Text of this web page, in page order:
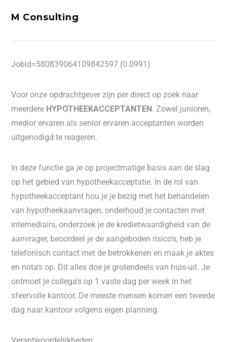
M Consulting
Jobid=580839064109842597 (0.0991)
Voor onze opdrachtgever zijn per direct op zoek naar
meerdere HYPOTHEEKACCEPTANTEN. Zowel junioren,
medior ervaren als senior ervaren acceptanten worden
uitgenodigd te reageren.
In deze functie ga je op projectmatige basis aan de slag
op het gebied van hypotheekacceptatie. In de rol van
hypotheekacceptant hou je je bezig met het behandelen
van hypotheekaanvragen, onderhoud je contacten met
intemediairs, onderzoek je de kredietwaardigheid van de
aanvrager, beoordeel je de aangeboden risico's, heb je
telefonisch contact met de betrokkenen en maak je aktes
en nota's op. Dit alles doe je grotendeels van huis-uit. Je
ontmoet je collega's op 1 vaste dag per week in het
sfeervolle kantoor. De meeste mensen komen een tweede
dag naar kantoor volgens eigen planning.